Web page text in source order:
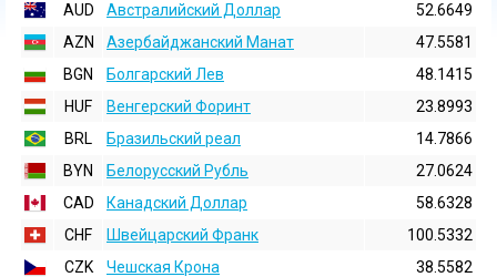
AUD
Австралийский Доллар
52.6649
AZN
Азербайджанский Манат
47.5581
BGN
Болгарский Лев
48.1415
HUF
Венгерский Форинт
23.8993
BRL
Бразильский реал
14.7866
BYN
Белорусский Рубль
27.0624
CAD
Канадский Доллар
58.6328
CHF
Швейцарский Франк
100.5332
CZK
Чешская Крона
38.5582